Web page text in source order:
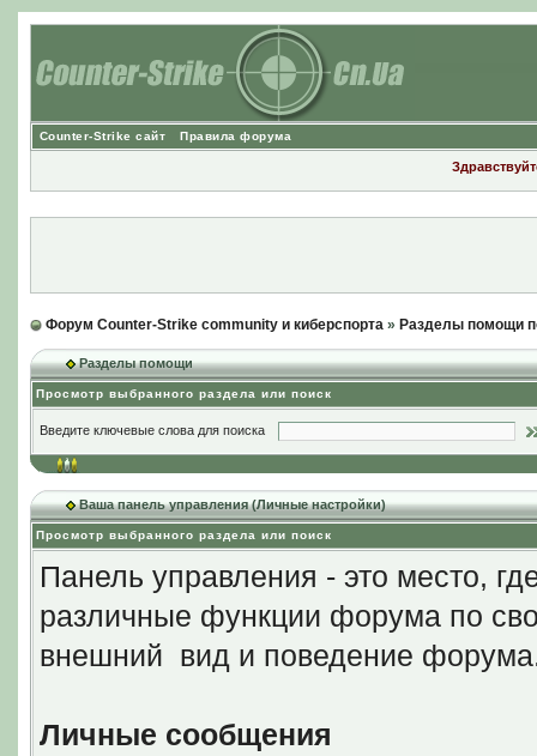
Counter-Strike сайт Правила форума
Форум Counter-Strike community и киберспорта» Разделы помощи
Разделы помощи
Просмотр выбранного раздела или поиск
Введите ключевые слова для поиска
Ваша панель управления (Личные настройки)
Просмотр выбранного раздела или поиск
Панель управления - это место,
различные функции форума по
внешний вид и поведение
Личные сообщения